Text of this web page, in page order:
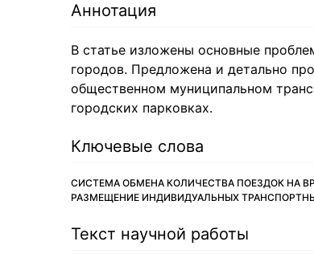
Аннотация
В статье изложены основные
городов. Предложена и детально
общественном муниципальном
городских парковках.
Ключевые слова
СИСТЕМА ОБМЕНА КОЛИЧЕСТВА ПОЕЗДОК НА
РАЗМЕЩЕНИЕ ИНДИВИДУАЛЬНЫХ
Текст научной работы